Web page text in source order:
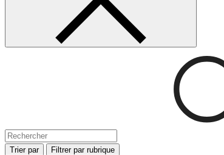
Trier par Filtrer par rubrique